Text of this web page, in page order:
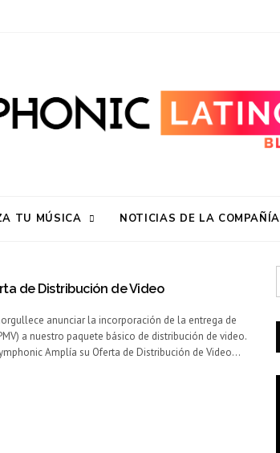
TU MÚSICA NOTICIAS DE LA COMPAÑÍA
de Distribución de Video
anunciar la incorporación de la entrega de
a nuestro paquete básico de distribución de video.
Amplía su Oferta de Distribución de Video…